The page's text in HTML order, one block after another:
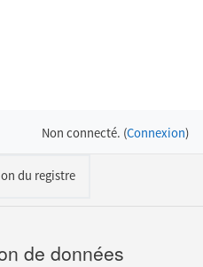
Non connecté. (Connexion)
du registre
de données